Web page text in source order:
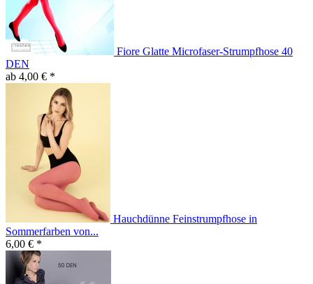
Fiore Glatte Microfaser-Strumpfhose 40
DEN
ab 4,00 € *
Hauchdünne Feinstrumpfhose in
Sommerfarben von...
6,00 € *